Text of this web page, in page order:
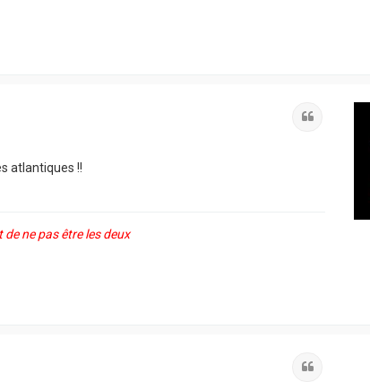
atlantiques !!
ne pas être les deux